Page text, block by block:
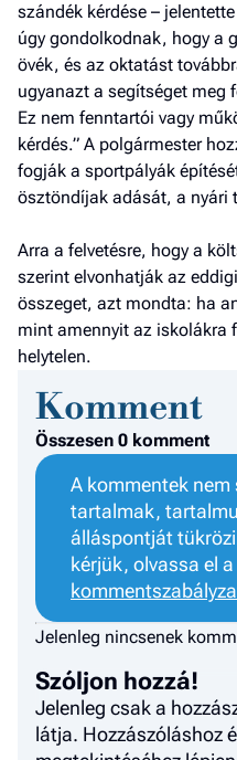
szándék kérdése –
úgy gondolkodnak, hogy a
övék, és az oktatást
ugyanazt a segítséget meg
Ez nem fenntartói vagy
kérdés.” A polgármester
fogják a sportpályák
ösztöndíjak adását, a nyári
Arra a felvetésre, hogy a
szerint elvonhatják az
összeget, azt mondta: ha
mint amennyit az iskolákra
helytelen.
Komment
Összesen 0 komment
A kommentek nem
tartalmak,
álláspontját
kérjük, olvassa el a
Jelenleg nincsenek
Szóljon hozzá!
Jelenleg csak a
látja. Hozzászóláshoz